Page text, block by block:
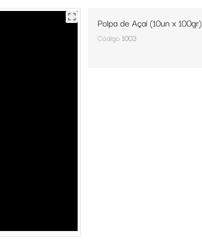
Polpa de Açaí (10un x 100gr)
Código 1003